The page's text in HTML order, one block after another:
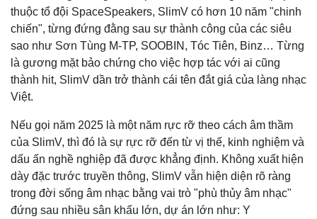
thuộc tổ đội SpaceSpeakers, SlimV có hơn 10 năm "chinh
chiến", từng đứng đằng sau sự thành công của các siêu
sao như Sơn Tùng M-TP, SOOBIN, Tóc Tiên, Binz… Từng
là gương mặt bảo chứng cho việc hợp tác với ai cũng
thành hit, SlimV dần trở thành cái tên đắt giá của làng nhạc
Việt.
Nếu gọi năm 2025 là một năm rực rỡ theo cách âm thầm
của SlimV, thì đó là sự rực rỡ đến từ vị thế, kinh nghiệm và
dấu ấn nghề nghiệp đã được khẳng định. Không xuất hiện
dày đặc trước truyền thông, SlimV vẫn hiện diện rõ ràng
trong đời sống âm nhạc bằng vai trò "phù thủy âm nhạc"
đứng sau nhiều sân khấu lớn, dự án lớn như: Y